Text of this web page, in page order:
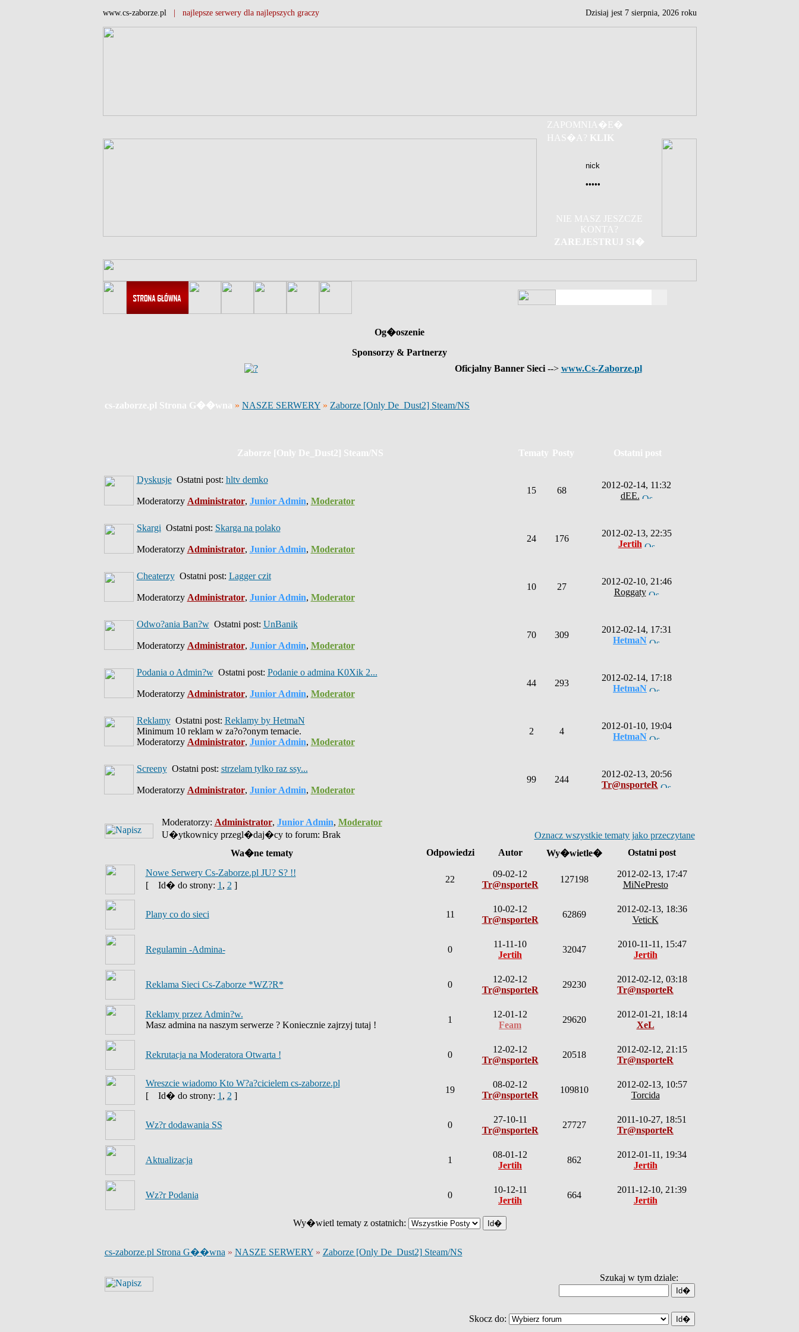
www.cs-zaborze.pl | najlepsze serwery dla najlepszych graczy Dzisiaj jest 7 sierpnia, 2026 roku
ZAPOMNIA�E�
HAS�A? KLIK
NIE MASZ JESZCZE
KONTA?
ZAREJESTRUJ SI�
Og�oszenie
Sponsorzy & Partnerzy
Oficjalny Banner Sieci --> www.Cs-Zaborze.pl
cs-zaborze.pl Strona G��wna » NASZE SERWERY » Zaborze [Only De_Dust2] Steam/NS
Zaborze [Only De_Dust2] Steam/NS Tematy Posty Ostatni post
DyskusjeOstatni post: hltv demko
Moderatorzy Administrator, Junior Admin, Moderator
15 68
2012-02-14, 11:32
dEE.
Skargi Ostatni post: Skarga na polako
Moderatorzy Administrator, Junior Admin, Moderator
24 176
2012-02-13, 22:35
Jertih
CheaterzyOstatni post: Lagger czit
Moderatorzy Administrator, Junior Admin, Moderator
10 27
2012-02-10, 21:46
Roggaty
Odwo?ania Ban?wOstatni post: UnBanik
Moderatorzy Administrator, Junior Admin, Moderator
70 309
2012-02-14, 17:31
HetmaN
Podania o Admin?wOstatni post: Podanie o admina K0Xik 2...
Moderatorzy Administrator, Junior Admin, Moderator
44 293
2012-02-14, 17:18
HetmaN
ReklamyOstatni post: Reklamy by HetmaN
Minimum 10 reklam w za?o?onym temacie.
Moderatorzy Administrator, Junior Admin, Moderator
2 4
2012-01-10, 19:04
HetmaN
ScreenyOstatni post: strzelam tylko raz ssy...
Moderatorzy Administrator, Junior Admin, Moderator
99 244
2012-02-13, 20:56
Tr@nsporteR
Moderatorzy: Administrator, Junior Admin, Moderator
U�ytkownicy przegl�daj�cy to forum: Brak
Oznacz wszystkie tematy jako przeczytane
Wa�ne tematy
Odpowiedzi Autor Wy�wietle�
Ostatni post
Nowe Serwery Cs-Zaborze.pl JU? S? !!
[
Id� do strony: 1 , 2 ]
22
09-02-12
Tr@nsporteR
127198
2012-02-13, 17:47
MiNePresto
Plany co do sieci 11
10-02-12
Tr@nsporteR
62869
2012-02-13, 18:36
VeticK
Regulamin -Admina- 0
11-11-10
Jertih
32047
2010-11-11, 15:47
Jertih
Reklama Sieci Cs-Zaborze *WZ?R* 0
12-02-12
Tr@nsporteR
29230
2012-02-12, 03:18
Tr@nsporteR
Reklamy przez Admin?w.
Masz admina na naszym serwerze ? Koniecznie zajrzyj tutaj !
1
12-01-12
Feam
29620
2012-01-21, 18:14
XeL
Rekrutacja na Moderatora Otwarta ! 0
12-02-12
Tr@nsporteR
20518
2012-02-12, 21:15
Tr@nsporteR
Wreszcie wiadomo Kto W?a?cicielem cs-zaborze.pl
[
Id� do strony: 1 , 2 ]
19
08-02-12
Tr@nsporteR
109810
2012-02-13, 10:57
Torcida
Wz?r dodawania SS 0
27-10-11
Tr@nsporteR
27727
2011-10-27, 18:51
Tr@nsporteR
Aktualizacja 1
08-01-12
Jertih
862
2012-01-11, 19:34
Jertih
Wz?r Podania 0
10-12-11
Jertih
664
2011-12-10, 21:39
Jertih
Wy�wietl tematy z ostatnich:
cs-zaborze.pl Strona G��wna » NASZE SERWERY» Zaborze [Only De_Dust2] Steam/NS
Szukaj w tym dziale:
Skocz do: